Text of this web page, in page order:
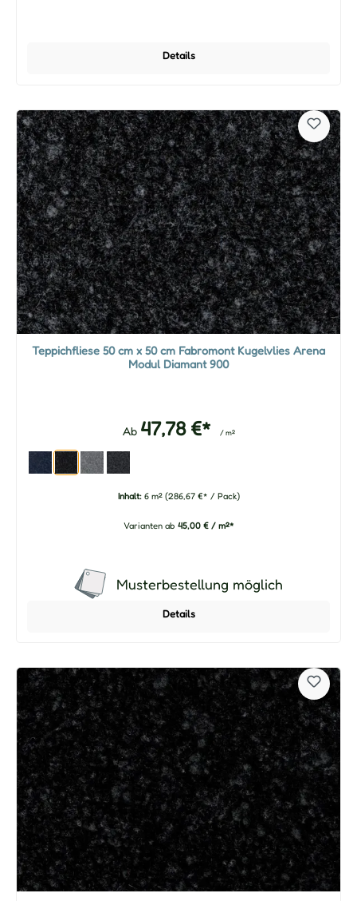
Details
Teppichfliese 50 cm x 50 cm Fabromont Kugelvlies Arena
Modul Diamant 900
Ab 47,78 €* / m²
Inhalt: 6 m² (286,67 €* / Pack)
Varianten ab 45,00 € / m²*
Musterbestellung möglich
Details